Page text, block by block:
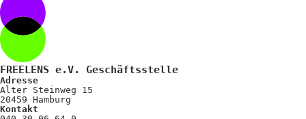
FREELENS e.V. Geschäftsstelle
Adresse
Alter Steinweg 15
20459 Hamburg
Kontakt